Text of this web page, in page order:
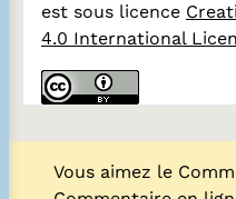
est sous licence
4.0 International
Vous aimez le